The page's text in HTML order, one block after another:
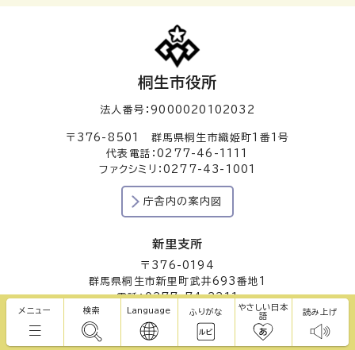
メニュー 検索 Language ふりがな
やさしい日本
語
読み上げ
桐生市役所
法人番号：9000020102032
〒376-8501 群馬県桐生市織姫町1番1号
代表電話：0277-46-1111
ファクシミリ：0277-43-1001
庁舎内の案内図
新里支所
〒376-0194
群馬県桐生市新里町武井693番地1
電話：0277-74-2211
黒保根支所